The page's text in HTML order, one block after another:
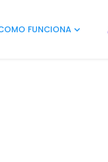
FUNCIONA